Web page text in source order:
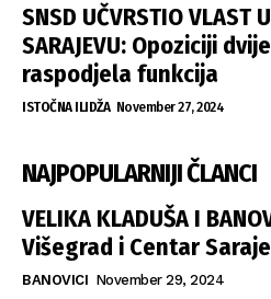
SNSD UČVRSTIO VLAST
SARAJEVU: Opoziciji
raspodjela funkcija
ISTOČNA ILIDŽA November 27, 2024
NAJPOPULARNIJI ČLANCI
VELIKA KLADUŠA I
Višegrad i Centar
BANOVICI November 29, 2024